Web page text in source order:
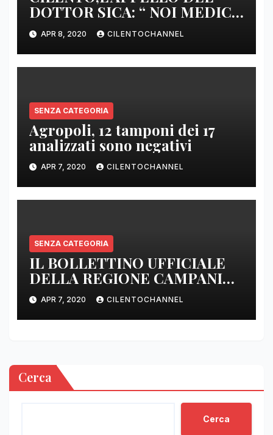
DOTTOR SICA: “ NOI MEDICI
DI BASE SIAMO SENZA ARMI
E SENZA PRESIDI”
APR 8, 2020 CILENTOCHANNEL
SENZA CATEGORIA
Agropoli, 12 tamponi dei 17
analizzati sono negativi
APR 7, 2020 CILENTOCHANNEL
SENZA CATEGORIA
IL BOLLETTINO UFFICIALE
DELLA REGIONE CAMPANIA
DELLE ORE 22.00
APR 7, 2020 CILENTOCHANNEL
Cerca
Cerca